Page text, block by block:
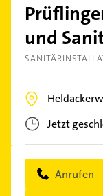
und
Jetzt
Anrufen